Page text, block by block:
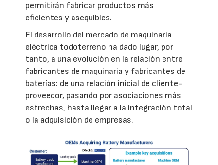
permitirán fabricar productos más
eficientes y asequibles.
El desarrollo del mercado de maquinaria
eléctrica todoterreno ha dado lugar, por
tanto, a una evolución en la relación entre
fabricantes de maquinaria y fabricantes de
baterías: de una relación inicial de cliente-
proveedor, pasando por asociaciones más
estrechas, hasta llegar a la integración total
o la adquisición de empresas.